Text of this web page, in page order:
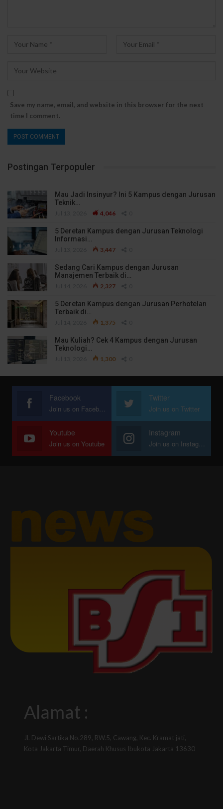
Save my name, email, and website in this browser for the next
time I comment.
Postingan Terpopuler
Mau Jadi Insinyur? Ini 5 Kampus dengan Jurusan
Teknik…
4,046
5 Deretan Kampus dengan Jurusan Teknologi
Informasi…
3,447
Sedang Cari Kampus dengan Jurusan
Manajemen Terbaik di…
2,327
5 Deretan Kampus dengan Jurusan Perhotelan
Terbaik di…
1,375
Mau Kuliah? Cek 4 Kampus dengan Jurusan
Teknologi…
1,300
Facebook
Join us on Facebook
Twitter
Join us on Twitter
Youtube
Join us on Youtube
Instagram
Join us on Instagram
Alamat :
Jl. Dewi Sartika No.289, RW.5, Cawang, Kec. Kramat jati,
Kota Jakarta Timur, Daerah Khusus Ibukota Jakarta 13630